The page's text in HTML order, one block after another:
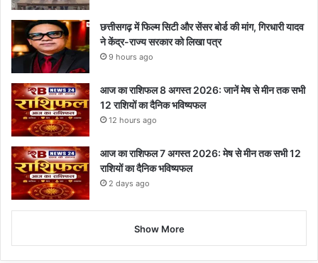
छत्तीसगढ़ में फिल्म सिटी और सेंसर बोर्ड की मांग, गिरधारी यादव
ने केंद्र-राज्य सरकार को लिखा पत्र
9 hours ago
आज का राशिफल 8 अगस्त 2026: जानें मेष से मीन तक सभी
12 राशियों का दैनिक भविष्यफल
12 hours ago
आज का राशिफल 7 अगस्त 2026: मेष से मीन तक सभी 12
राशियों का दैनिक भविष्यफल
2 days ago
Show More